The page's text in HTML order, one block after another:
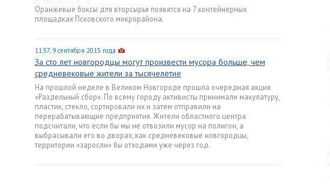
Оранжевые боксы для вторсырья появятся на 7 контейнерных
площадках Псковского микрорайона.
11:57, 9 сентября 2015 года
За сто лет новгородцы могут произвести мусора больше, чем
средневековые жители за тысячелетие
На прошлой неделе в Великом Новгороде прошла очередная акция
«Раздельный сбор». По всему городу активисты принимали макулатуру,
пластик, стекло, сортировали их и затем отправили на
перерабатывающие предприятия. Жители областного центра
подсчитали, что если бы мы не отвозили мусор на полигон, а
выбрасывали его во дворах, как средневековые новгородцы,
территории «заросли» бы отходами уже через год.